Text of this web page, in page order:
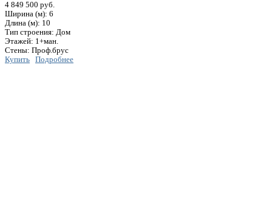
4 849 500 руб.
Ширина (м): 6
Длина (м): 10
Тип строения: Дом
Этажей: 1+ман.
Стены: Проф.брус
Купить
Подробнее